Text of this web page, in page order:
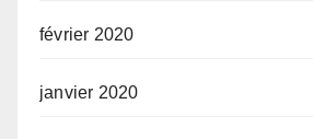
février 2020
janvier 2020